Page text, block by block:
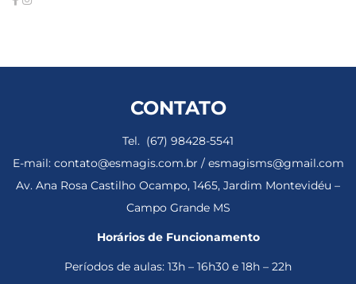
CONTATO
Tel. (67) 98428-5541
E-mail: contato@esmagis.com.br / esmagisms@gmail.com
Av. Ana Rosa Castilho Ocampo, 1465, Jardim Montevidéu –
Campo Grande MS
Horários de Funcionamento
Períodos de aulas: 13h – 16h30 e 18h – 22h